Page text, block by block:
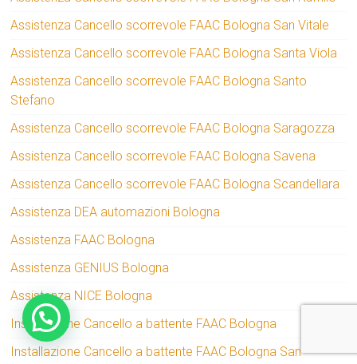
Assistenza Cancello scorrevole FAAC Bologna San Vitale
Assistenza Cancello scorrevole FAAC Bologna Santa Viola
Assistenza Cancello scorrevole FAAC Bologna Santo
Stefano
Assistenza Cancello scorrevole FAAC Bologna Saragozza
Assistenza Cancello scorrevole FAAC Bologna Savena
Assistenza Cancello scorrevole FAAC Bologna Scandellara
Assistenza DEA automazioni Bologna
Assistenza FAAC Bologna
Assistenza GENIUS Bologna
Assistenza NICE Bologna
Installazione Cancello a battente FAAC Bologna
Installazione Cancello a battente FAAC Bologna San